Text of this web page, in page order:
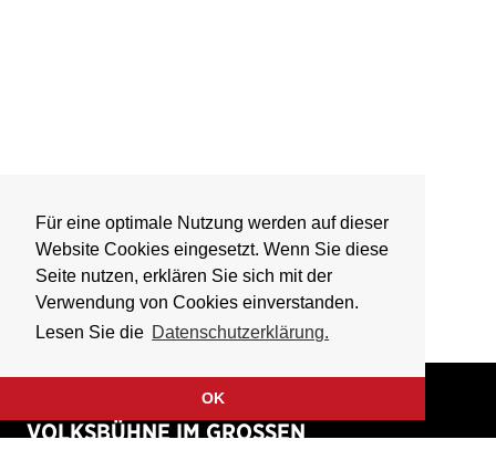
Für eine optimale Nutzung werden auf dieser
Website Cookies eingesetzt. Wenn Sie diese
Seite nutzen, erklären Sie sich mit der
Verwendung von Cookies einverstanden.
Lesen Sie die Datenschutzerklärung.
OK
VOLKSBÜHNE IM GROSSEN